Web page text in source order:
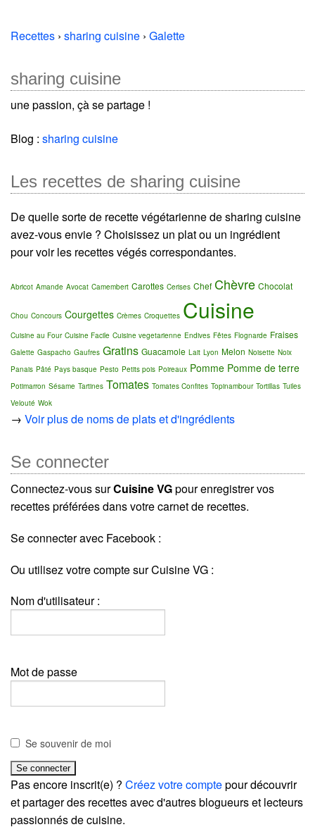
Recettes › sharing cuisine › Galette
sharing cuisine
une passion, çà se partage !
Blog : sharing cuisine
Les recettes de sharing cuisine
De quelle sorte de recette végétarienne de sharing cuisine
avez-vous envie ? Choisissez un plat ou un ingrédient
pour voir les recettes végés correspondantes.
Abricot Amande Avocat Camembert Carottes Cerises Chef Chèvre Chocolat
Chou Concours Courgettes Crèmes Croquettes Cuisine
Cuisine au Four Cuisine Facile Cuisine vegetarienne Endives Fêtes Flognarde Fraises
Galette Gaspacho Gaufres Gratins Guacamole Lait Lyon Melon Noisette Noix
Panais Pâté Pays basque Pesto Petits pois Poireaux Pomme Pomme de terre
Potimarron Sésame Tartines Tomates Tomates Confites Topinambour Tortillas Tuiles
Velouté Wok
→ Voir plus de noms de plats et d'ingrédients
Se connecter
Connectez-vous surCuisine VGpour enregistrer vos
recettes préférées dans votre carnet de recettes.
Se connecter avec Facebook :
Ou utilisez votre compte sur Cuisine VG :
Nom d'utilisateur :
Mot de passe
Se souvenir de moi
Pas encore inscrit(e) ? Créez votre comptepour découvrir
et partager des recettes avec d'autres blogueurs et lecteurs
passionnés de cuisine.